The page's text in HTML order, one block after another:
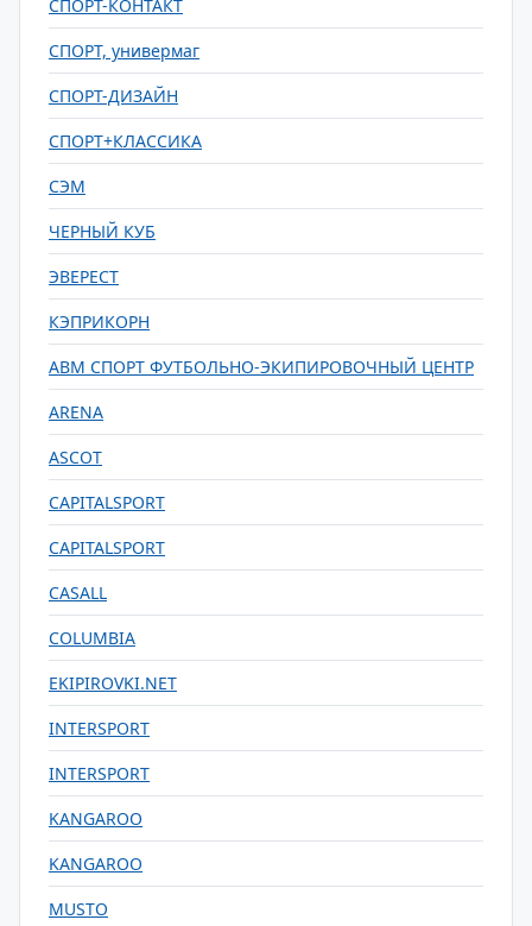
СПОРТ-КОНТАКТ
СПОРТ, универмаг
СПОРТ-ДИЗАЙН
СПОРТ+КЛАССИКА
СЭМ
ЧЕРНЫЙ КУБ
ЭВЕРЕСТ
КЭПРИКОРН
ABM СПОРТ ФУТБОЛЬНО-ЭКИПИРОВОЧНЫЙ ЦЕНТР
ARENA
ASCOT
CAPITALSPORT
CAPITALSPORT
CASALL
COLUMBIA
EKIPIROVKI.NET
INTERSPORT
INTERSPORT
KANGAROO
KANGAROO
MUSTO